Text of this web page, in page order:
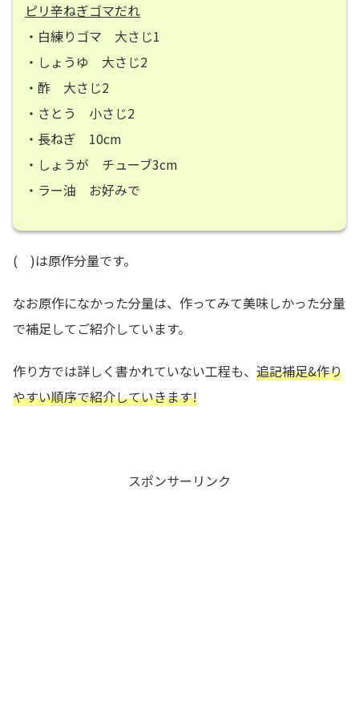
ピリ辛ねぎゴマだれ
・白練りゴマ 大さじ1
・しょうゆ 大さじ2
・酢 大さじ2
・さとう 小さじ2
・長ねぎ 10cm
・しょうが チューブ3cm
・ラー油 お好みで
( )は原作分量です。
なお原作になかった分量は、作ってみて美味しかった分量
で補足してご紹介しています。
作り方では詳しく書かれていない工程も、 追記補足&作り
やすい順序で紹介していきます!
スポンサーリンク